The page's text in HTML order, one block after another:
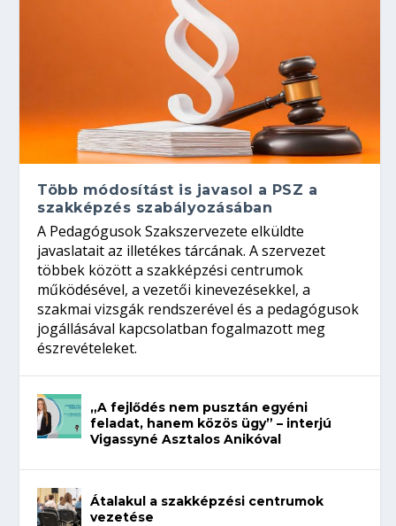
Több módosítást is javasol a PSZ a
szakképzés szabályozásában
A Pedagógusok Szakszervezete elküldte
javaslatait az illetékes tárcának. A szervezet
többek között a szakképzési centrumok
működésével, a vezetői kinevezésekkel, a
szakmai vizsgák rendszerével és a pedagógusok
jogállásával kapcsolatban fogalmazott meg
észrevételeket.
„A fejlődés nem pusztán egyéni
feladat, hanem közös ügy” – interjú
Vigassyné Asztalos Anikóval
Átalakul a szakképzési centrumok
vezetése